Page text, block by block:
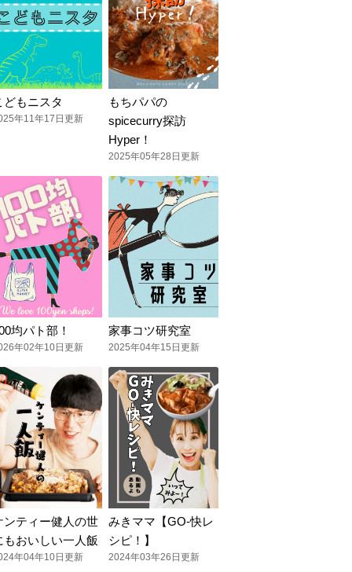
どもニスタ
年11年17日更新
もちパパの
spicecurry探訪
Hyper！
2025年05年28日更新
均パト部！
年02年10日更新
家事コツ研究室
2025年04年15日更新
ンティー健人の世
もおいしい一人飯
年04年10日更新
みきママ【GO-快レ
シピ！】
2024年03年26日更新